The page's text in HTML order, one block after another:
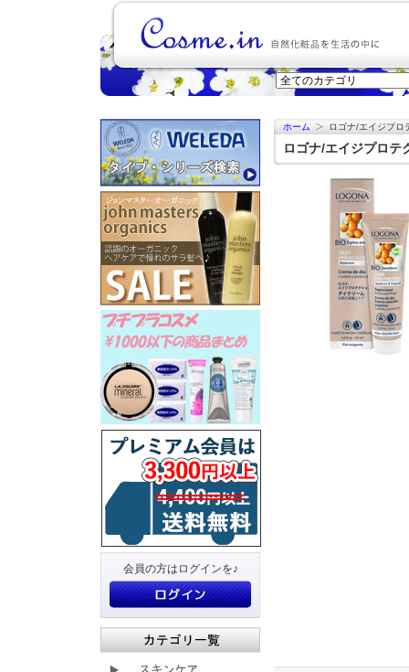
ホーム ロゴナ/エイジプ
ロゴナ/エイジプロテ
会員の方はログインを♪